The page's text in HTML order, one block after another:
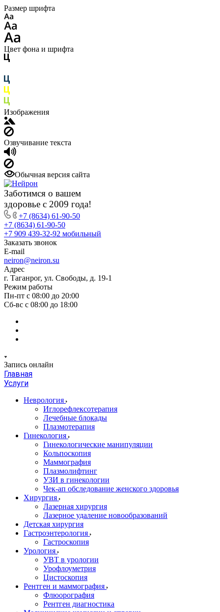
Размер шрифта
Цвет фона и шрифта
Изображения
Озвучивание текста
Обычная версия сайта
Заботимся о вашем
здоровье с 2009 года!
+7 (8634) 61-90-50
+7 (8634) 61-90-50
+7 909 439-32-92 мобильный
Заказать звонок
E-mail
neiron@neiron.su
Адрес
г. Таганрог, ул. Свободы, д. 19-1
Режим работы
Пн-пт с 08:00 до 20:00
Сб-вс с 08:00 до 18:00
Запись онлайн
Главная
Услуги
Неврология
Иглорефлексотерапия
Лечебные блокады
Плазмотерапия
Гинекология
Гинекологические манипуляции
Кольпоскопия
Маммография
Плазмолифтинг
УЗИ в гинекологии
Чек-ап обследование женского здоровья
Хирургия
Лазерная хирургия
Лазерное удаление новообразований
Детская хирургия
Гастроэнтерология
Гастроскопия
Урология
УВТ в урологии
Урофлоуметрия
Цистоскопия
Рентген и маммография
Флюорография
Рентген диагностика